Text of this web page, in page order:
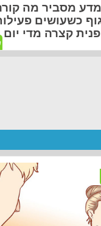
מסביר מה
כשעושים
קצרה מדי יום